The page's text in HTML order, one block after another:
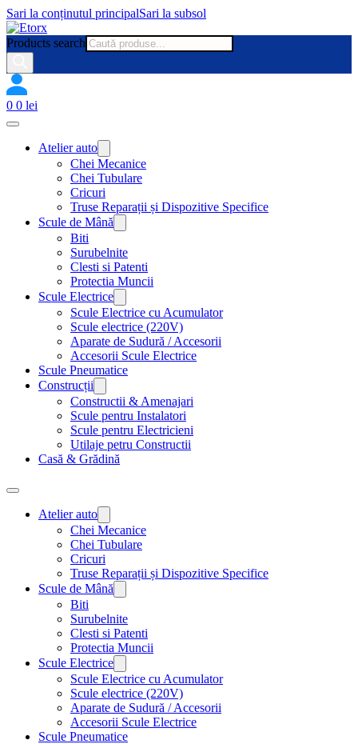
Sari la conținutul principalSari la subsol
Products search
0 0 lei
Atelier auto
Chei Mecanice
Chei Tubulare
Cricuri
Truse Reparații și Dispozitive Specifice
Scule de Mână
Biti
Surubelnite
Clesti si Patenti
Protectia Muncii
Scule Electrice
Scule Electrice cu Acumulator
Scule electrice (220V)
Aparate de Sudură / Accesorii
Accesorii Scule Electrice
Scule Pneumatice
Construcții
Constructii & Amenajari
Scule pentru Instalatori
Scule pentru Electricieni
Utilaje petru Constructii
Casă & Grădină
Atelier auto
Chei Mecanice
Chei Tubulare
Cricuri
Truse Reparații și Dispozitive Specifice
Scule de Mână
Biti
Surubelnite
Clesti si Patenti
Protectia Muncii
Scule Electrice
Scule Electrice cu Acumulator
Scule electrice (220V)
Aparate de Sudură / Accesorii
Accesorii Scule Electrice
Scule Pneumatice